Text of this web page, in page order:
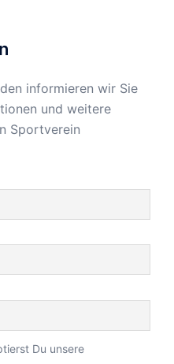
informieren wir Sie
und weitere
Sportverein
Du unsere